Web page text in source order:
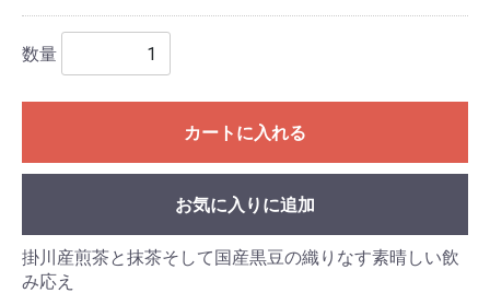
数量
カートに入れる
お気に入りに追加
掛川産煎茶と抹茶そして国産黒豆の織りなす素晴しい飲
み応え